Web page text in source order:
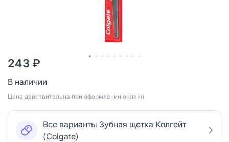
243 ₽
В наличии
Цена действительна при оформлении онлайн
Все варианты Зубная щетка Колгейт
(Colgate)